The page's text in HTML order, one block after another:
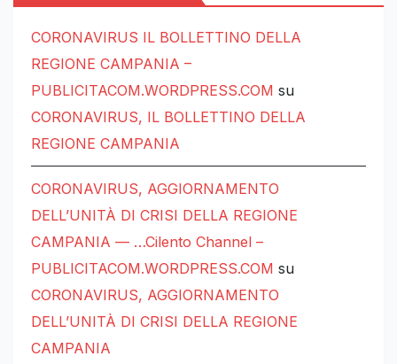
CORONAVIRUS IL BOLLETTINO DELLA
REGIONE CAMPANIA –
PUBLICITACOM.WORDPRESS.COM su
CORONAVIRUS, IL BOLLETTINO DELLA
REGIONE CAMPANIA
CORONAVIRUS, AGGIORNAMENTO
DELL’UNITÀ DI CRISI DELLA REGIONE
CAMPANIA — …Cilento Channel –
PUBLICITACOM.WORDPRESS.COM su
CORONAVIRUS, AGGIORNAMENTO
DELL’UNITÀ DI CRISI DELLA REGIONE
CAMPANIA